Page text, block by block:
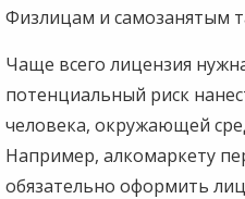
Физлицам и самозанятым
Чаще всего лицензия
потенциальный риск
человека, окружающей
Например, алкомаркету
обязательно оформить